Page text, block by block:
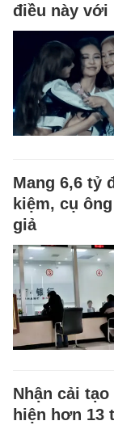
điều này với
Mang 6,6 tỷ
kiệm, cụ
giả
Nhận cải
hiện hơn 13